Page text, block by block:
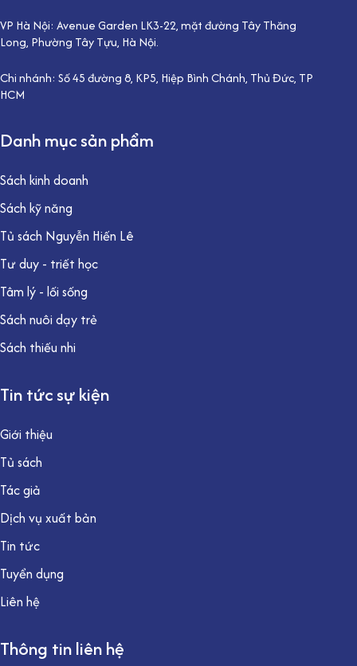
VP Hà Nội: Avenue Garden LK3-22, mặt đường Tây Thăng
Long, Phường Tây Tựu, Hà Nội.
Chi nhánh: Số 45 đường 8, KP5, Hiệp Bình Chánh, Thủ Đức, TP
HCM
Danh mục sản phẩm
Sách kinh doanh
Sách kỹ năng
Tủ sách Nguyễn Hiến Lê
Tư duy - triết học
Tâm lý - lối sống
Sách nuôi dạy trẻ
Sách thiếu nhi
Tin tức sự kiện
Giới thiệu
Tủ sách
Tác giả
Dịch vụ xuất bản
Tin tức
Tuyển dụng
Liên hệ
Thông tin liên hệ